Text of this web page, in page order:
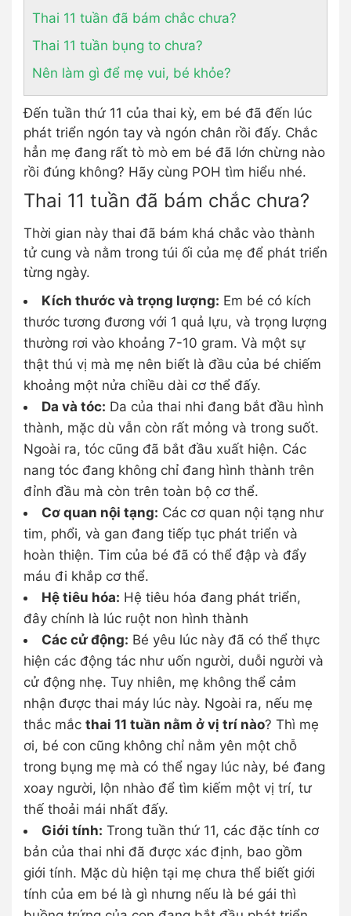
Thai 11 tuần đã bám chắc chưa?
Thai 11 tuần bụng to chưa?
Nên làm gì để mẹ vui, bé khỏe?
Đến tuần thứ 11 của thai kỳ, em bé đã đến lúc
phát triển ngón tay và ngón chân rồi đấy. Chắc
hẳn mẹ đang rất tò mò em bé đã lớn chừng nào
rồi đúng không? Hãy cùng POH tìm hiểu nhé.
Thai 11 tuần đã bám chắc chưa?
Thời gian này thai đã bám khá chắc vào thành
tử cung và nằm trong túi ối của mẹ để phát triển
từng ngày.
Kích thước và trọng lượng: Em bé có kích
thước tương đương với 1 quả lựu, và trọng lượng
thường rơi vào khoảng 7-10 gram. Và một sự
thật thú vị mà mẹ nên biết là đầu của bé chiếm
khoảng một nửa chiều dài cơ thể đấy.
Da và tóc: Da của thai nhi đang bắt đầu hình
thành, mặc dù vẫn còn rất mỏng và trong suốt.
Ngoài ra, tóc cũng đã bắt đầu xuất hiện. Các
nang tóc đang không chỉ đang hình thành trên
đỉnh đầu mà còn trên toàn bộ cơ thể.
Cơ quan nội tạng: Các cơ quan nội tạng như
tim, phổi, và gan đang tiếp tục phát triển và
hoàn thiện. Tim của bé đã có thể đập và đẩy
máu đi khắp cơ thể.
Hệ tiêu hóa: Hệ tiêu hóa đang phát triển,
đây chính là lúc ruột non hình thành
Các cử động: Bé yêu lúc này đã có thể thực
hiện các động tác như uốn người, duỗi người và
cử động nhẹ. Tuy nhiên, mẹ không thể cảm
nhận được thai máy lúc này. Ngoài ra, nếu mẹ
thắc mắc thai 11 tuần nằm ở vị trí nào? Thì mẹ
ơi, bé con cũng không chỉ nằm yên một chỗ
trong bụng mẹ mà có thể ngay lúc này, bé đang
xoay người, lộn nhào để tìm kiếm một vị trí, tư
thế thoải mái nhất đấy.
Giới tính: Trong tuần thứ 11, các đặc tính cơ
bản của thai nhi đã được xác định, bao gồm
giới tính. Mặc dù hiện tại mẹ chưa thể biết giới
tính của em bé là gì nhưng nếu là bé gái thì